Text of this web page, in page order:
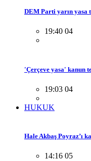
DEM Parti yarın yasa
19:40 04
'Çerçeve yasa' kanun
19:03 04
HUKUK
Hale Akbaş Poyraz’ı
14:16 05